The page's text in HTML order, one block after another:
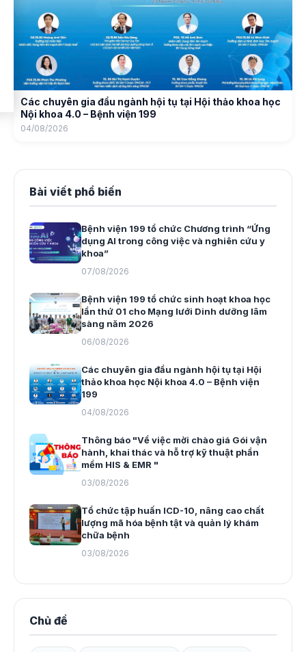
Các chuyên gia đầu ngành hội tụ tại Hội thảo khoa học
Nội khoa 4.0 – Bệnh viện 199
04/08/2026
Bài viết phổ biến
Bệnh viện 199 tổ chức Chương trình “Ứng
dụng AI trong công việc và nghiên cứu y
khoa”
07/08/2026
Bệnh viện 199 tổ chức sinh hoạt khoa học
lần thứ 01 cho Mạng lưới Dinh dưỡng lâm
sàng năm 2026
06/08/2026
Các chuyên gia đầu ngành hội tụ tại Hội
thảo khoa học Nội khoa 4.0 – Bệnh viện
199
04/08/2026
Thông báo "Về việc mời chào giá Gói vận
hành, khai thác và hỗ trợ kỹ thuật phần
mềm HIS & EMR "
03/08/2026
Tổ chức tập huấn ICD-10, nâng cao chất
lượng mã hóa bệnh tật và quản lý khám
chữa bệnh
03/08/2026
Chủ đề